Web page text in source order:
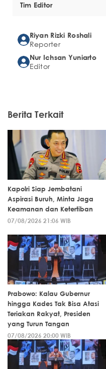
Tim Editor
Riyan Rizki Roshali
Reporter
Nur Ichsan Yuniarto
Editor
Berita Terkait
Kapolri Siap Jembatani
Aspirasi Buruh, Minta Jaga
Keamanan dan Ketertiban
07/08/2026 21:06 WIB
Prabowo: Kalau Gubernur
hingga Kades Tak Bisa Atasi
Teriakan Rakyat, Presiden
yang Turun Tangan
07/08/2026 20:00 WIB